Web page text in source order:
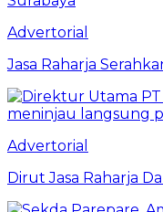
Advertorial
Jasa Raharja
Advertorial
Dirut Jasa Raharja